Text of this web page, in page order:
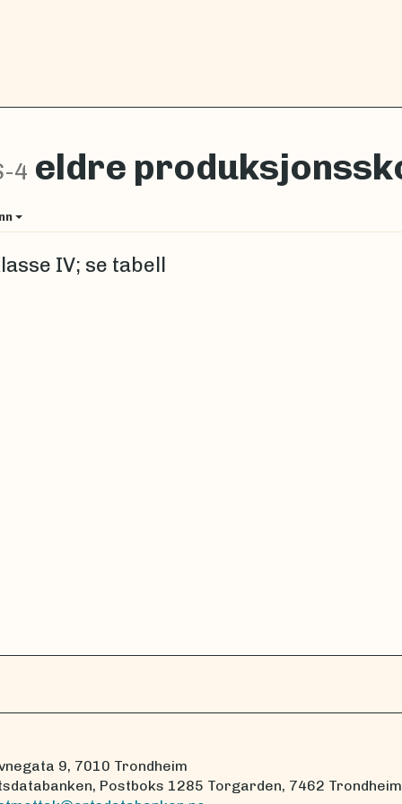
4 eldre
IV; se tabell
9, 7010 Trondheim
Postboks 1285 Torgarden, 7462 Trondheim